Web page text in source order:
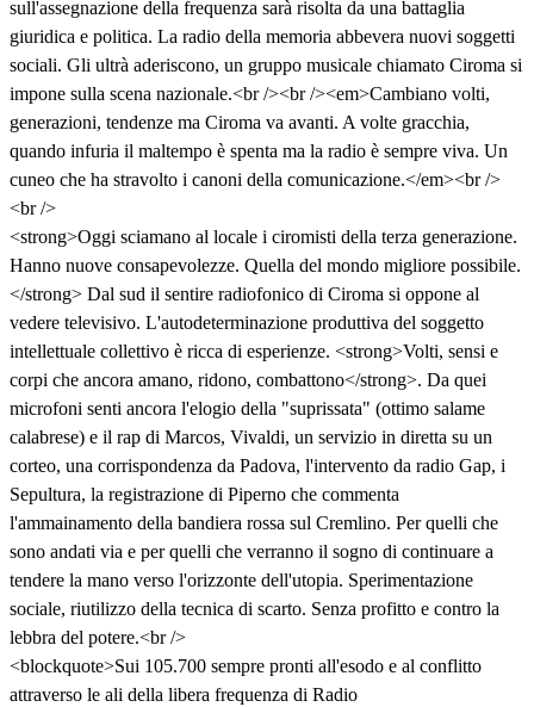
sull'assegnazione della frequenza sarà risolta da una battaglia
giuridica e politica. La radio della memoria abbevera nuovi soggetti
sociali. Gli ultrà aderiscono, un gruppo musicale chiamato Ciroma si
impone sulla scena nazionale.<br /><br /><em>Cambiano volti,
generazioni, tendenze ma Ciroma va avanti. A volte gracchia,
quando infuria il maltempo è spenta ma la radio è sempre viva. Un
cuneo che ha stravolto i canoni della comunicazione.</em><br />
<br />
<strong>Oggi sciamano al locale i ciromisti della terza generazione.
Hanno nuove consapevolezze. Quella del mondo migliore possibile.
</strong> Dal sud il sentire radiofonico di Ciroma si oppone al
vedere televisivo. L'autodeterminazione produttiva del soggetto
intellettuale collettivo è ricca di esperienze. <strong>Volti, sensi e
corpi che ancora amano, ridono, combattono</strong>. Da quei
microfoni senti ancora l'elogio della "suprissata" (ottimo salame
calabrese) e il rap di Marcos, Vivaldi, un servizio in diretta su un
corteo, una corrispondenza da Padova, l'intervento da radio Gap, i
Sepultura, la registrazione di Piperno che commenta
l'ammainamento della bandiera rossa sul Cremlino. Per quelli che
sono andati via e per quelli che verranno il sogno di continuare a
tendere la mano verso l'orizzonte dell'utopia. Sperimentazione
sociale, riutilizzo della tecnica di scarto. Senza profitto e contro la
lebbra del potere.<br />
<blockquote>Sui 105.700 sempre pronti all'esodo e al conflitto
attraverso le ali della libera frequenza di Radio